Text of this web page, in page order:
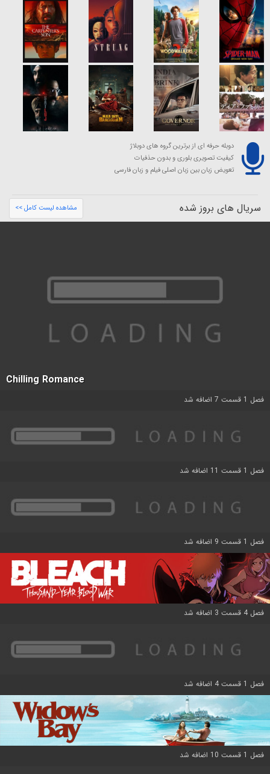
دوبله حرفه ای از برترین گروه های دوبلاژ
کیفیت تصویری بلوری و بدون حذفیات
تعویض زبان بین زبان اصلی فیلم و زبان فارسی
سریال های بروز شده مشاهده لیست کامل >>
Chilling Romance
فصل 1 قسمت 7 اضافه شد
فصل 1 قسمت 11 اضافه شد
فصل 1 قسمت 9 اضافه شد
فصل 4 قسمت 3 اضافه شد
فصل 1 قسمت 4 اضافه شد
فصل 1 قسمت 10 اضافه شد